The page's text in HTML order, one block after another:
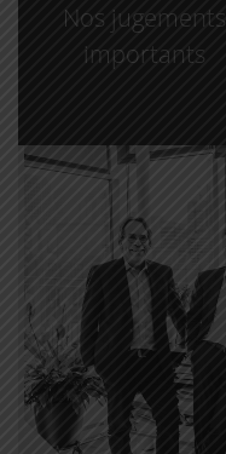
Nos jugements
importants